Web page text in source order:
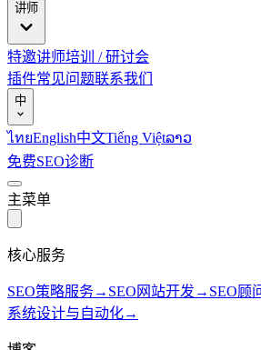
讲师
特邀讲师培训 / 研讨会
插件常见问题联系我们
中
ไทยEnglish中文Tiếng Việtລາວ
免费SEO诊断
主菜单
核心服务
SEO策略服务→ SEO网站开发 → SEO顾
系统设计与自动化→